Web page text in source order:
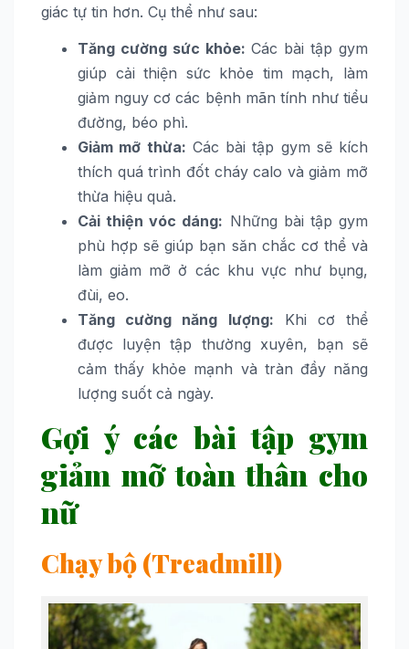
giác tự tin hơn. Cụ thể như sau:
Tăng cường sức khỏe: Các bài tập gym
giúp cải thiện sức khỏe tim mạch, làm
giảm nguy cơ các bệnh mãn tính như tiểu
đường, béo phì.
Giảm mỡ thừa: Các bài tập gym sẽ kích
thích quá trình đốt cháy calo và giảm mỡ
thừa hiệu quả.
Cải thiện vóc dáng: Những bài tập gym
phù hợp sẽ giúp bạn săn chắc cơ thể và
làm giảm mỡ ở các khu vực như bụng,
đùi, eo.
Tăng cường năng lượng: Khi cơ thể
được luyện tập thường xuyên, bạn sẽ
cảm thấy khỏe mạnh và tràn đầy năng
lượng suốt cả ngày.
Gợi ý các bài tập gym
giảm mỡ toàn thân cho
nữ
Chạy bộ (Treadmill)